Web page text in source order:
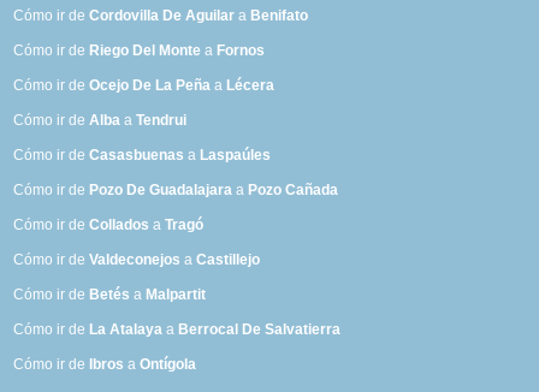
Cómo ir deCordovilla De Aguilar a Benifato
Cómo ir de Riego Del Monte a Fornos
Cómo ir deOcejo De La Peña a Lécera
Cómo ir deAlba aTendrui
Cómo ir deCasasbuenas a Laspaúles
Cómo ir de Pozo De Guadalajara a Pozo Cañada
Cómo ir deCollados aTragó
Cómo ir deValdeconejos aCastillejo
Cómo ir de Betés a Malpartit
Cómo ir de La Atalaya a Berrocal De Salvatierra
Cómo ir de Ibros aOntígola